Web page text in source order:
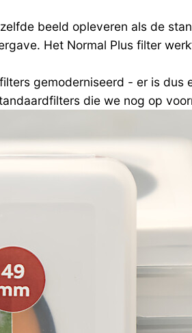
beeld opleveren als de
Het Normal Plus filter
gemoderniseerd - er is
die we nog op